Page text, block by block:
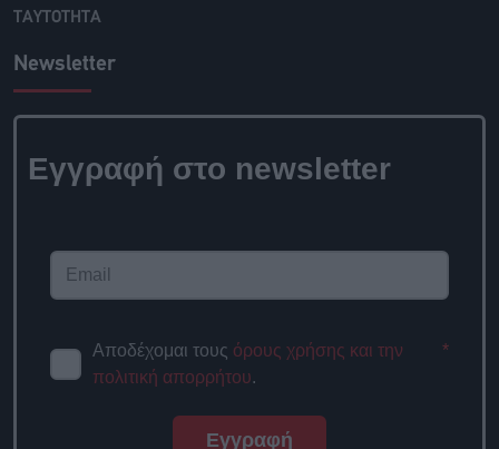
ΤΑΥΤΟΤΗΤΑ
Newsletter
Εγγραφή στο newsletter
Αποδέχομαι τους όρους χρήσης και την
πολιτική απορρήτου.
*
Εγγραφή